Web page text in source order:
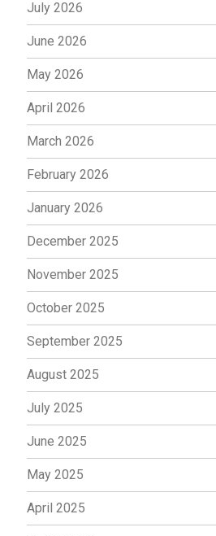
July 2026
June 2026
May 2026
April 2026
March 2026
February 2026
January 2026
December 2025
November 2025
October 2025
September 2025
August 2025
July 2025
June 2025
May 2025
April 2025